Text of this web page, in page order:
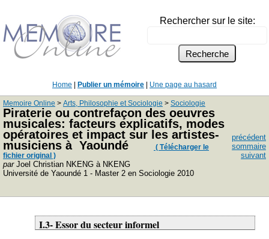
Rechercher sur le site:
Home Publier un mémoire Une page au hasard
Memoire Online > Arts, Philosophie et Sociologie > Sociologie
Piraterie ou contrefaçon des oeuvres
musicales: facteurs explicatifs, modes
opératoires et impact sur les artistes-
musiciens à Yaoundé
( Télécharger le
fichier original )
parJoel Christian NKENG à NKENG
Université de Yaoundé 1 - Master 2 en Sociologie 2010
précédent
sommaire
suivant
I.3- Essor du secteur informel